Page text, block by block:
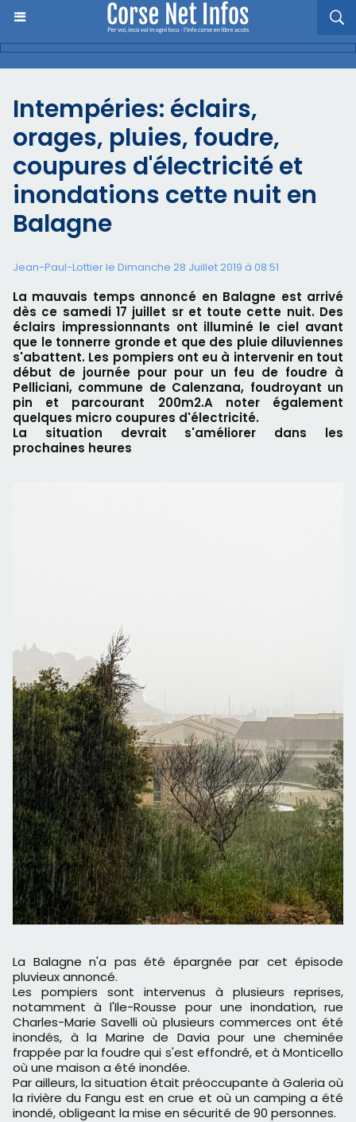
Intempéries: éclairs,
orages, pluies, foudre,
coupures d'électricité et
inondations cette nuit en
Balagne
Jean-Paul-Lottier le Dimanche 28 Juillet 2019 à 08:51
La mauvais temps annoncé en Balagne est arrivé
dès ce samedi 17 juillet sr et toute cette nuit. Des
éclairs impressionnants ont illuminé le ciel avant
que le tonnerre gronde et que des pluie diluviennes
s'abattent. Les pompiers ont eu à intervenir en tout
début de journée pour pour un feu de foudre à
Pelliciani, commune de Calenzana, foudroyant un
pin et parcourant 200m2.A noter également
quelques micro coupures d'électricité.
La situation devrait s'améliorer dans les
prochaines heures
La Balagne n'a pas été épargnée par cet épisode
pluvieux annoncé.
Les pompiers sont intervenus à plusieurs reprises,
notamment à l'Ile-Rousse pour une inondation, rue
Charles-Marie Savelli où plusieurs commerces ont été
inondés, à la Marine de Davia pour une cheminée
frappée par la foudre qui s'est effondré, et à Monticello
où une maison a été inondée.
Par ailleurs, la situation était préoccupante à Galeria où
la rivière du Fangu est en crue et où un camping a été
inondé, obligeant la mise en sécurité de 90 personnes.